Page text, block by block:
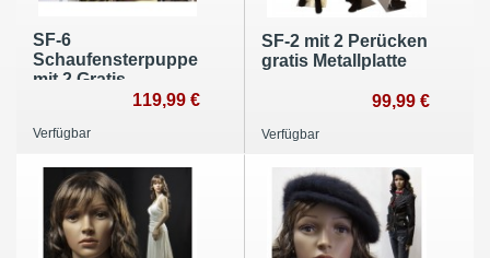
SF-6
Schaufensterpuppe
mit 2 Gratis-
119,99 €
Verfügbar
SF-2 mit 2 Perücken
gratis Metallplatte
99,99 €
Verfügbar